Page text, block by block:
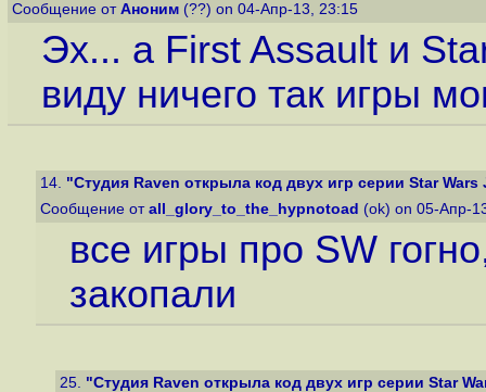
Сообщение от Аноним (??) on 04-Апр-13, 23:15
Эх... а First Assault и
виду ничего так игры
14. "Студия Raven открыла код двух игр серии Star
Сообщение от all_glory_to_the_hypnotoad (ok) on 05-Апр-
все игры про SW
закопали
25. "Студия Raven открыла код двух игр серии Star